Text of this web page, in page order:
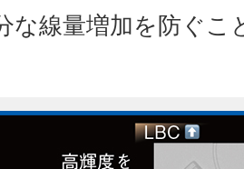
な線量増加を防ぐこ